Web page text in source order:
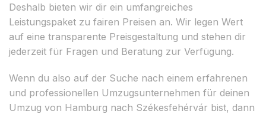
Deshalb bieten wir dir ein umfangreiches
Leistungspaket zu fairen Preisen an. Wir legen Wert
auf eine transparente Preisgestaltung und stehen dir
jederzeit für Fragen und Beratung zur Verfügung.
Wenn du also auf der Suche nach einem erfahrenen
und professionellen Umzugsunternehmen für deinen
Umzug von Hamburg nach Székesfehérvár bist, dann